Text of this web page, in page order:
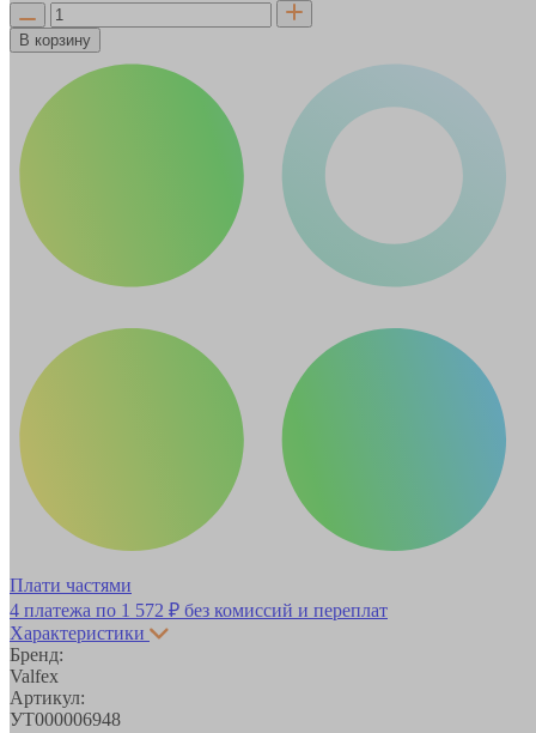
В корзину
Плати частями
4 платежа по 1 572 ₽ без комиссий и переплат
Характеристики
Бренд:
Valfex
Артикул:
УТ000006948